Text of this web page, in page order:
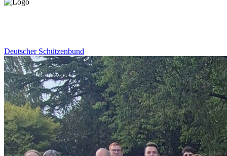
Deutscher Schützenbund